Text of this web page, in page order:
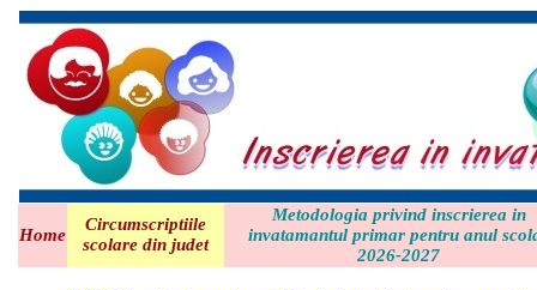
Home
Circumscriptiile
scolare din judet
Metodologia privind inscrierea in
invatamantul primar pentru anul
2026-2027